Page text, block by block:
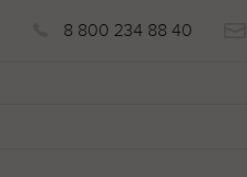
8 800 234 88 40